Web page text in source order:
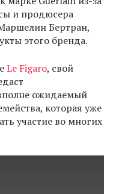
и продюсера
Бертран,
этого бренда.
Le Figaro, свой
ожидаемый
которая уже
участие во многих